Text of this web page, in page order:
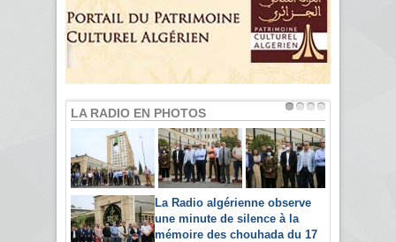
LA RADIO EN PHOTOS
La Radio algérienne observe
une minute de silence à la
mémoire des chouhada du 17